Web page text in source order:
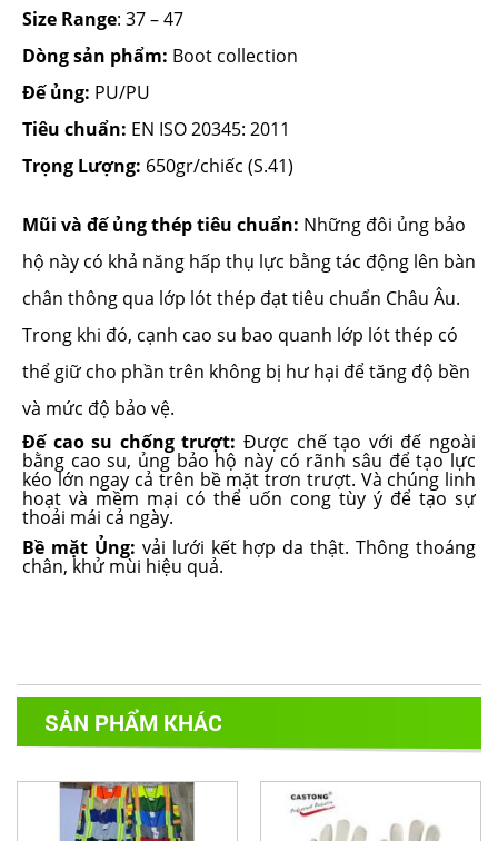
Size Range: 37 – 47
Dòng sản phẩm: Boot collection
Đế ủng: PU/PU
Tiêu chuẩn: EN ISO 20345: 2011
Trọng Lượng: 650gr/chiếc (S.41)
Mũi và đế ủng thép tiêu chuẩn: Những đôi ủng bảo
hộ này có khả năng hấp thụ lực bằng tác động lên bàn
chân thông qua lớp lót thép đạt tiêu chuẩn Châu Âu.
Trong khi đó, cạnh cao su bao quanh lớp lót thép có
thể giữ cho phần trên không bị hư hại để tăng độ bền
và mức độ bảo vệ.
Đế cao su chống trượt: Được chế tạo với đế ngoài
bằng cao su, ủng bảo hộ này có rãnh sâu để tạo lực
kéo lớn ngay cả trên bề mặt trơn trượt. Và chúng linh
hoạt và mềm mại có thể uốn cong tùy ý để tạo sự
thoải mái cả ngày.
Bề mặt Ủng: vải lưới kết hợp da thật. Thông thoáng
chân, khử mùi hiệu quả.
SẢN PHẨM KHÁC